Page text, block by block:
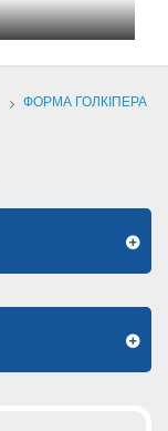
> ФОРМА ГОЛКІПЕРА